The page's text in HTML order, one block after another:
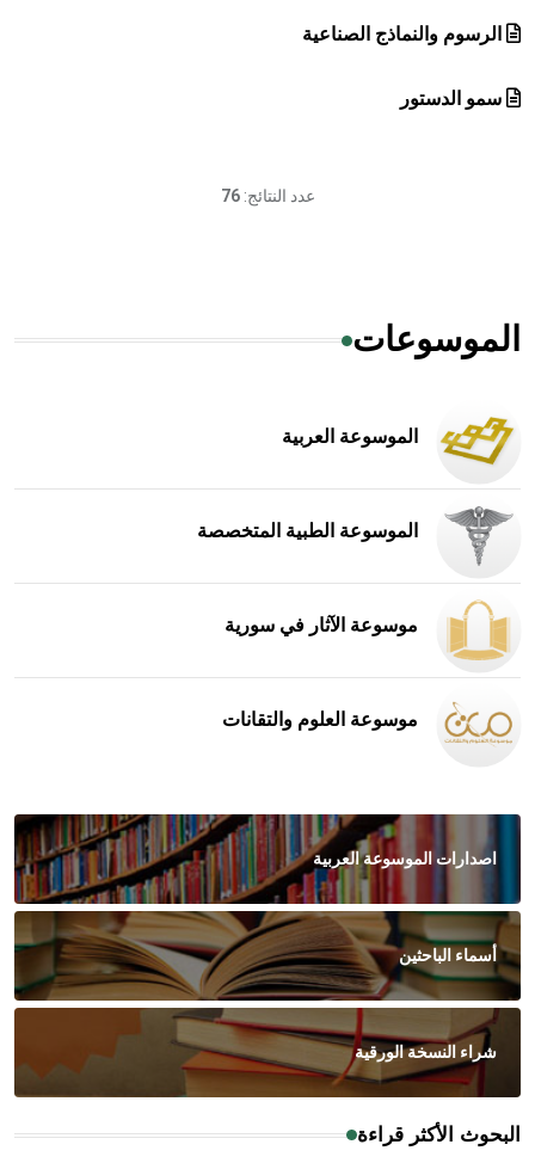
الرسوم والنماذج الصناعية
سمو الدستور
عدد النتائج:76
الموسوعات
الموسوعة العربية
الموسوعة الطبية المتخصصة
موسوعة الآثار في سورية
موسوعة العلوم والتقانات
اصدارات الموسوعة العربية
أسماء الباحثين
شراء النسخة الورقية
البحوث الأكثر قراءة